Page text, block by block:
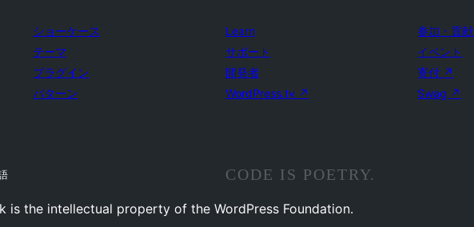
ショーケース
テーマ
プラグイン
パターン
Learn
サポート
開発者
WordPress.tv ↗
参加・貢献
イベント
寄付 ↗
Swag ↗
CODE IS POETRY.
is the intellectual property of the WordPress Foundation.